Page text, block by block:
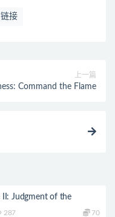
链接
上一篇
Command the Flame
II: Judgment of the
287 70